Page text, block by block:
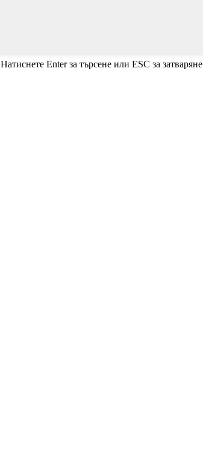
Натиснете Enter за търсене или ESC за затваряне